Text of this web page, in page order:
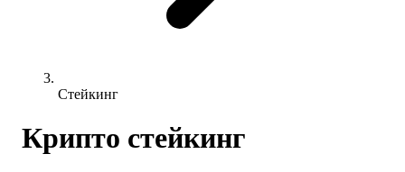
Стейкинг
Крипто стейкинг